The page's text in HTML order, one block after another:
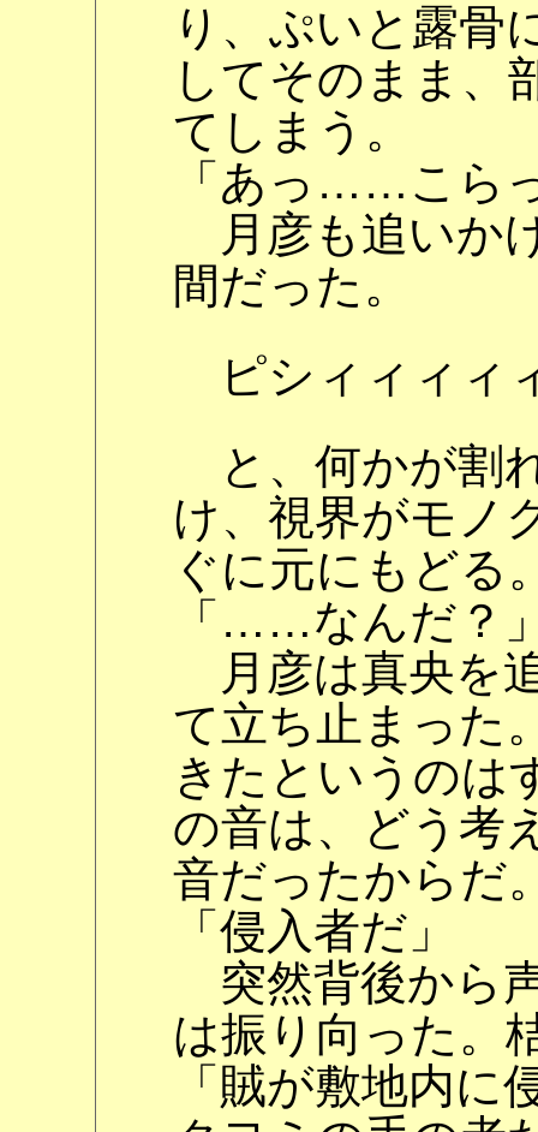
り、ぷいと露骨
してそのまま、
てしまう。
「あっ……こら
月彦も追いか
間だった。
ピシィィィィ
と、何かが割
け、視界がモノ
ぐに元にもどる
「……なんだ？
月彦は真央を
て立ち止まった
きたというのは
の音は、どう考
音だったからだ
「侵入者だ」
突然背後から
は振り向った。
「賊が敷地内に